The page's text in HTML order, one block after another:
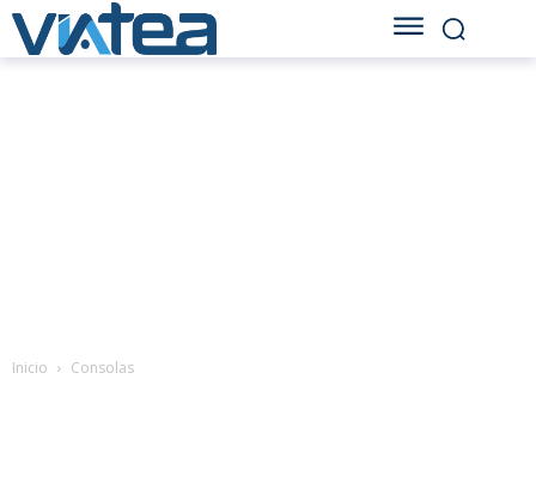
Inicio Consolas